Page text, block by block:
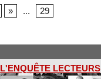
» ... 29
L'ENQUÊTE LECTEURS